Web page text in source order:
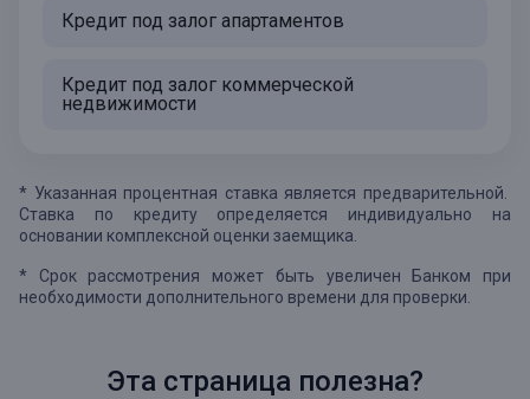
Кредит под залог апартаментов
Кредит под залог коммерческой
недвижимости
* Указанная процентная ставка является предварительной.
Ставка по кредиту определяется индивидуально на
основании комплексной оценки заемщика.
* Срок рассмотрения может быть увеличен Банком при
необходимости дополнительного времени для проверки.
Эта страница полезна?